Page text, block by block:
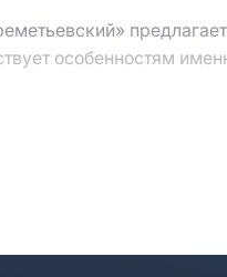
особенностям
делового комплекса